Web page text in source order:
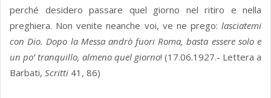
perché desidero passare quel giorno nel ritiro e nella
preghiera. Non venite neanche voi, ve ne prego: lasciatemi
con Dio. Dopo la Messa andrò fuori Roma, basta essere solo e
un po’ tranquillo, almeno quel giorno! (17.06.1927.- Lettera a
Barbati, Scritti 41, 86)